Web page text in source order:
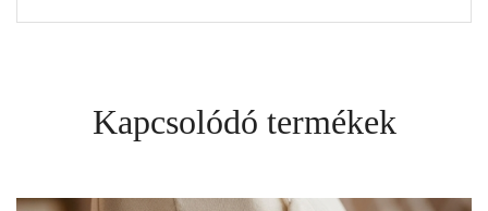
Kapcsolódó termékek